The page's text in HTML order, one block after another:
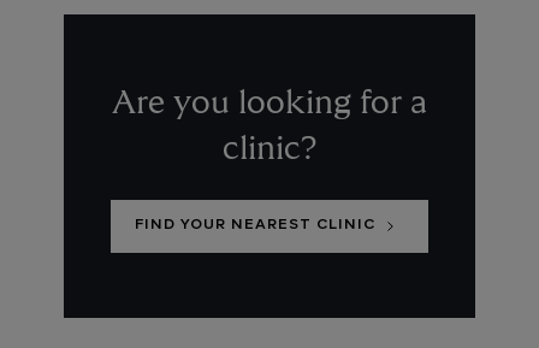
Are you looking for a
clinic?
FIND YOUR NEAREST CLINIC